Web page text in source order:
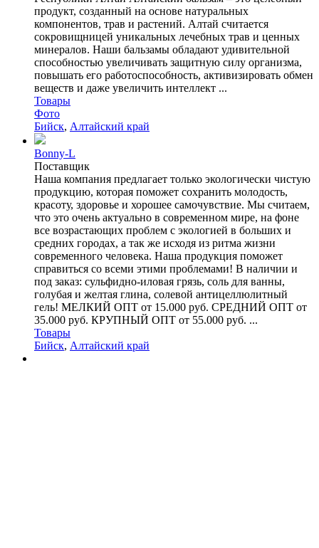
продукт, созданный на основе натуральных
компонентов, трав и растений. Алтай считается
сокровищницей уникальных лечебных трав и ценных
минералов. Наши бальзамы обладают удивительной
способностью увеличивать защитную силу организма,
повышать его работоспособность, активизировать обмен
веществ и даже увеличить интеллект ...
Товары
Фото
Бийск, Алтайский край
Bonny-L
Поставщик
Наша компания предлагает только экологически чистую
продукцию, которая поможет сохранить молодость,
красоту, здоровье и хорошее самочувствие. Мы считаем,
что это очень актуально в современном мире, на фоне
все возрастающих проблем с экологией в больших и
средних городах, а так же исходя из ритма жизни
современного человека. Наша продукция поможет
справиться со всеми этими проблемами! В наличии и
под заказ: сульфидно-иловая грязь, соль для ванны,
голубая и желтая глина, солевой антицеллюлитный
гель! МЕЛКИЙ ОПТ от 15.000 руб. СРЕДНИЙ ОПТ от
35.000 руб. КРУПНЫЙ ОПТ от 55.000 руб. ...
Товары
Бийск, Алтайский край